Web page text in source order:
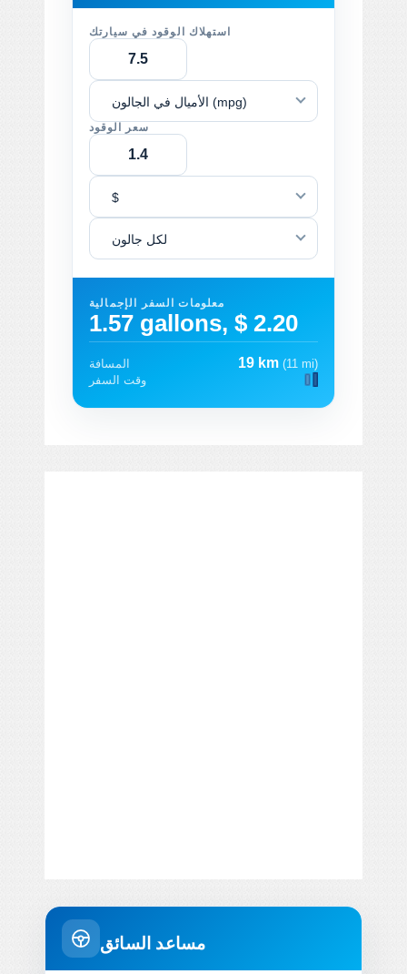
استهلاك الوقود في سيارتك
الأميال في الجالون (mpg)
سعر الوقود
$
لكل جالون
معلومات السفر الإجمالية
1.57 gallons, $ 2.20
المسافة 19 km (11 mi)
وقت السفر
مساعد السائق